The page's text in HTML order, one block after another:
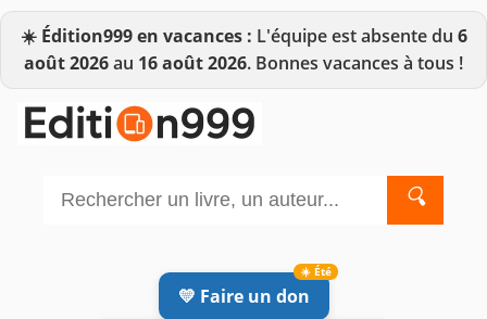
☀️ Édition999 en vacances : L'équipe est absente du 6
août 2026au 16 août 2026. Bonnes vacances à tous !
🔍
💛 Faire un don